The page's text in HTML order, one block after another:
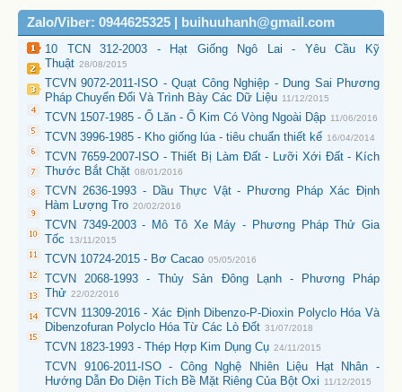
Zalo/Viber: 0944625325 | buihuuhanh@gmail.com
10 TCN 312-2003 - Hạt Giống Ngô Lai - Yêu Cầu Kỹ
Thuật 28/08/2015
TCVN 9072-2011-ISO - Quạt Công Nghiệp - Dung Sai Phương
Pháp Chuyển Đổi Và Trình Bày Các Dữ Liệu 11/12/2015
TCVN 1507-1985 - Ổ Lăn - Ổ Kim Có Vòng Ngoài Dập 11/06/2016
TCVN 3996-1985 - Kho giống lúa - tiêu chuẩn thiết kế 16/04/2014
TCVN 7659-2007-ISO - Thiết Bị Làm Đất - Lưỡi Xới Đất - Kích
Thước Bắt Chặt 08/01/2016
TCVN 2636-1993 - Dầu Thực Vật - Phương Pháp Xác Định
Hàm Lượng Tro 20/02/2016
TCVN 7349-2003 - Mô Tô Xe Máy - Phương Pháp Thử Gia
Tốc
13/11/2015
TCVN 10724-2015 - Bơ Cacao 05/05/2016
TCVN 2068-1993 - Thủy Sản Đông Lạnh - Phương Pháp
Thử 22/02/2016
TCVN 11309-2016 - Xác Định Dibenzo-P-Dioxin Polyclo Hóa Và
Dibenzofuran Polyclo Hóa Từ Các Lò Đốt 31/07/2018
TCVN 1823-1993 - Thép Hợp Kim Dụng Cụ 24/11/2015
TCVN 9106-2011-ISO - Công Nghệ Nhiên Liệu Hạt Nhân -
Hướng Dẫn Đo Diện Tích Bề Mặt Riêng Của Bột Oxi
11/12/2015